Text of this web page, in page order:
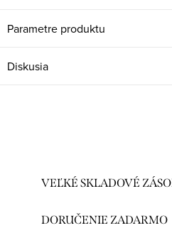
Parametre produktu
Diskusia
VEĽKÉ SKLADOVÉ
DORUČENIE ZADARMO